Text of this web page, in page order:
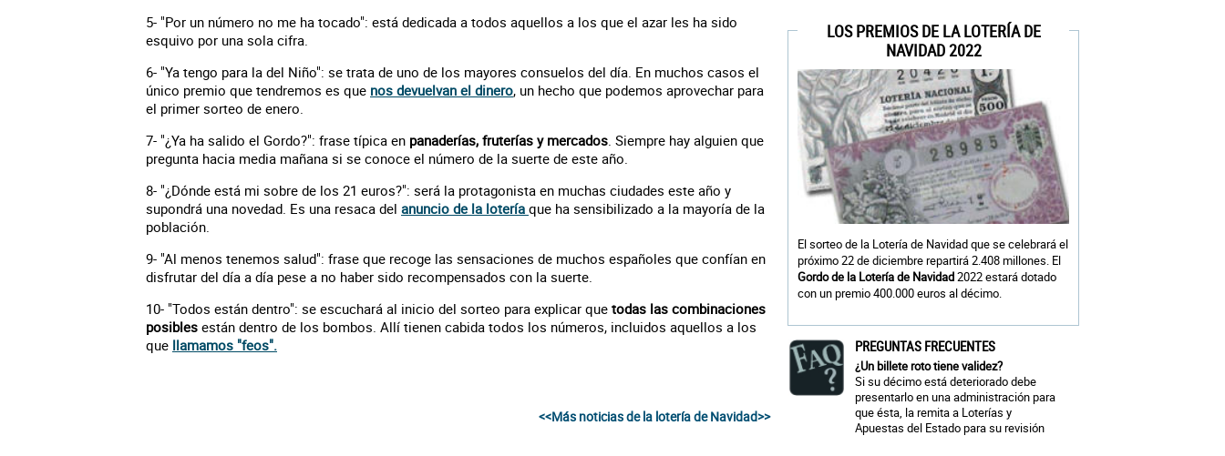
5- "Por un número no me ha tocado": está dedicada a todos aquellos a los que el azar les ha sido
esquivo por una sola cifra.
6- "Ya tengo para la del Niño": se trata de uno de los mayores consuelos del día. En muchos casos el
único premio que tendremos es que nos devuelvan el dinero, un hecho que podemos aprovechar para
el primer sorteo de enero.
7- "¿Ya ha salido el Gordo?": frase típica en panaderías, fruterías y mercados. Siempre hay alguien que
pregunta hacia media mañana si se conoce el número de la suerte de este año.
8- "¿Dónde está mi sobre de los 21 euros?": será la protagonista en muchas ciudades este año y
supondrá una novedad. Es una resaca del anuncio de la lotería que ha sensibilizado a la mayoría de la
población.
9- "Al menos tenemos salud": frase que recoge las sensaciones de muchos españoles que confían en
disfrutar del día a día pese a no haber sido recompensados con la suerte.
10- "Todos están dentro": se escuchará al inicio del sorteo para explicar que todas las combinaciones
posibles están dentro de los bombos. Allí tienen cabida todos los números, incluidos aquellos a los
que llamamos "feos".
<<Más noticias de la lotería de Navidad>>
LOS PREMIOS DE LA LOTERÍA DE
NAVIDAD 2022
El sorteo de la Lotería de Navidad que se celebrará el
próximo 22 de diciembre repartirá 2.408 millones. El
Gordo de la Lotería de Navidad2022 estará dotado
con un premio 400.000 euros al décimo.
PREGUNTAS FRECUENTES
¿Un billete roto tiene validez?
Si su décimo está deteriorado debe
presentarlo en una administración para
que ésta, la remita a Loterías y
Apuestas del Estado para su revisión